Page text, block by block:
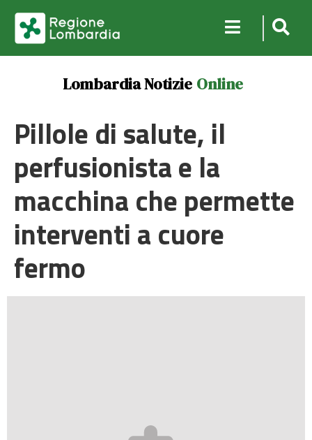
Lombardia Notizie Online
Pillole di salute, il
perfusionista e la
macchina che permette
interventi a cuore
fermo